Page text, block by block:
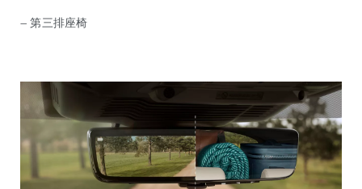
— 第三排座椅